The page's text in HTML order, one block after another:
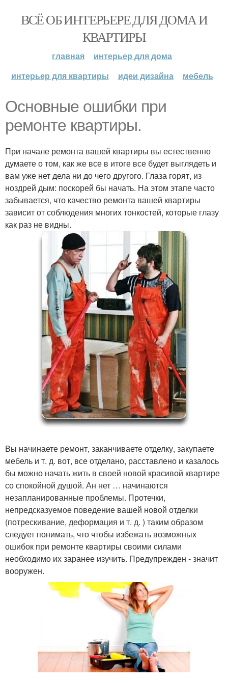
ВСЁ ОБ ИНТЕРЬЕРЕ ДЛЯ ДОМА И
КВАРТИРЫ
главная
интерьер для дома
интерьер для квартиры
идеи дизайна мебель
Основные ошибки при
ремонте квартиры.
При начале ремонта вашей квартиры вы естественно
думаете о том, как же все в итоге все будет выглядеть и
вам уже нет дела ни до чего другого. Глаза горят, из
ноздрей дым: поскорей бы начать. На этом этапе часто
забывается, что качество ремонта вашей квартиры
зависит от соблюдения многих тонкостей, которые глазу
как раз не видны.
Вы начинаете ремонт, заканчиваете отделку, закупаете
мебель и т. д. вот, все отделано, расставлено и казалось
бы можно начать жить в своей новой красивой квартире
со спокойной душой. Ан нет … начинаются
незапланированные проблемы. Протечки,
непредсказуемое поведение вашей новой отделки
(потрескивание, деформация и т. д. ) таким образом
следует понимать, что чтобы избежать возможных
ошибок при ремонте квартиры своими силами
необходимо их заранее изучить. Предупрежден - значит
вооружен.